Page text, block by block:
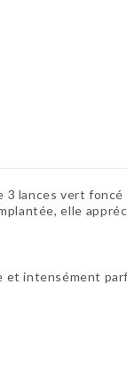
lances vert
elle
et intensément